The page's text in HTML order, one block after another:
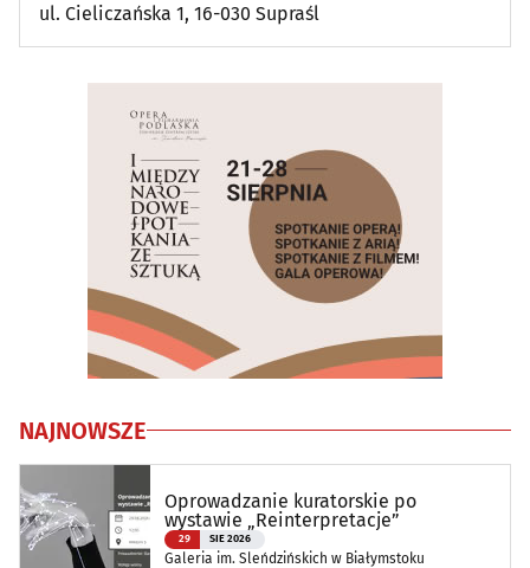
ul. Cieliczańska 1, 16-030 Supraśl
NAJNOWSZE
Oprowadzanie kuratorskie po
wystawie „Reinterpretacje”
29 SIE 2026
Galeria im. Sleńdzińskich w Białymstoku